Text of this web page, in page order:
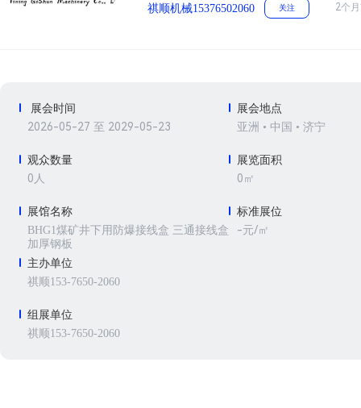
祺顺机械15376502060 关注 2个
展会时间
2026-05-27 至 2029-05-23
展会地点
亚洲 • 中国 • 济宁
观众数量
0人
展览面积
0㎡
展馆名称
BHG1煤矿井下用防爆接线盒 三通接线盒
加厚钢板
标准展位
-元/㎡
主办单位
祺顺153-7650-2060
组展单位
祺顺153-7650-2060